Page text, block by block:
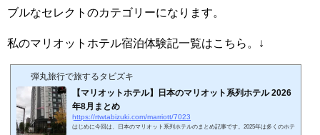
ブルなセレクトのカテゴリーになります。
私のマリオットホテル宿泊体験記一覧はこちら。↓
弾丸旅行で旅するタビズキ
【マリオットホテル】日本のマリオット系列ホテル 2026
年8月まとめ
https://rtwtabizuki.com/marriott/7023
はじめに今回は、日本のマリオット系列ホテルのまとめ記事です。2025年は多くのホテ